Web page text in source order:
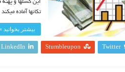
این گسلها و پهنه
تکانها آماده
بیشتر بخوانید
Twitter
Stumbleupon
LinkedIn